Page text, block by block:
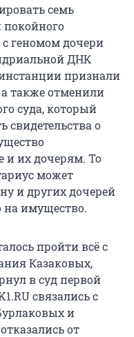
семь
покойного
геномом дочери
ДНК
признали
также отменили
суда, который
свидетельства о
и их дочерям. То
может
и других дочерей
имущество.
пройти всё с
Казаковых,
в суд первой
связались с
и
от